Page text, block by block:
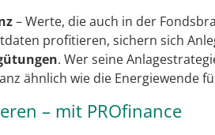
– Werte, die auch in der
profitieren, sichern sich
. Wer seine
ähnlich wie die Energiewende
– mit PROfinance